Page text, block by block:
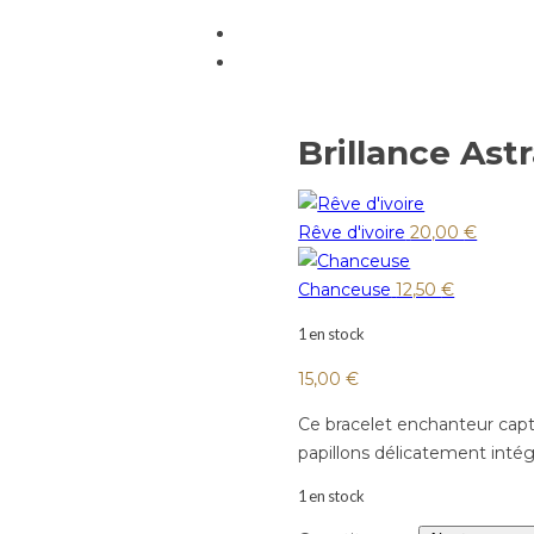
Brillance
Rêve d'ivoire 20,00€
Chanceuse 12,50€
1 en stock
15,00€
Ce bracelet enchanteur
papillons délicatement
1 en stock